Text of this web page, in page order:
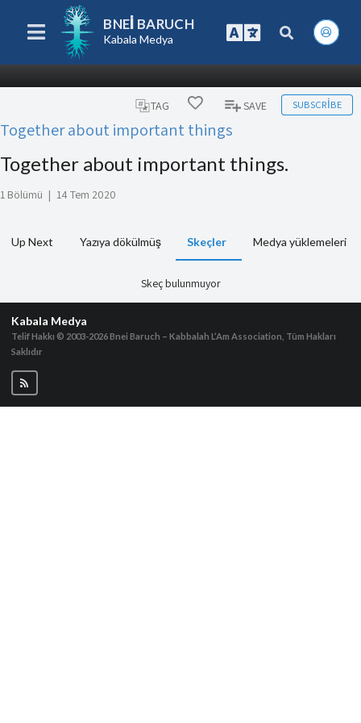
BNEI BARUCH
Kabala Medya
TAG SAVE SUBSCRIBE
Together about important things
Together about important things.
1 Bölümü | 14 Tem 2020
Up Next Yazıya dökülmüş Skeçler Medya yüklemeleri
Skeç bulunmuyor
Kabala Medya
Telif Hakkı © 2003-2026Bnei Baruch – Kabbalah L’Am Association, Tüm Hakları
Saklıdır